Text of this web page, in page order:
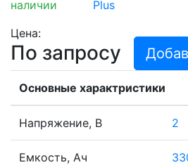
наличии
Plus
Цена:
По запросу
Основные характристики
Напряжение, В 2
Емкость, Ач